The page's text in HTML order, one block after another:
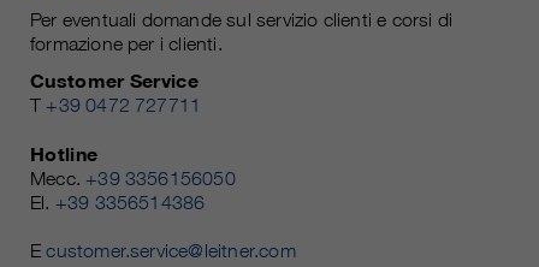
Per eventuali domande sul servizio clienti e corsi di
formazione per i clienti.
Customer Service
T +39 0472 727711
Hotline
Mecc. +39 3356156050
El. +39 3356514386
Ecustomer.service@leitner.com